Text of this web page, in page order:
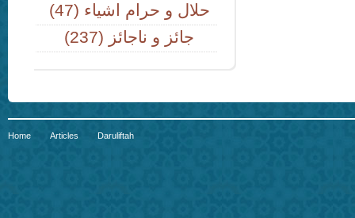
(47) حلال و حرام اشیاء
(237) جائز و ناجائز
Home Articles Daruliftah